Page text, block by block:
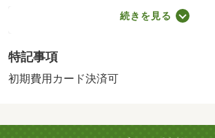
（税込）、インターネット利用料：有料
６５００円（税込）、保証委託料：必要
松山市近郊の賃貸不動産、賃貸マンショ
し物語。愛媛県下ナンバーワンの情報量
続きを見る
特記事項
初期費用カード決済可